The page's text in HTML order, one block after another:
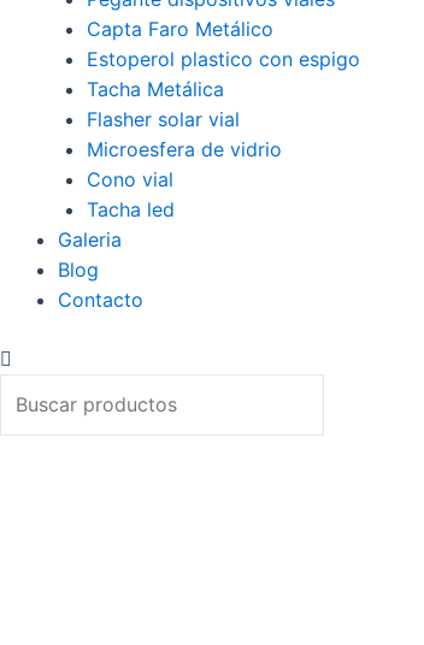
Capta Faro Metálico
Estoperol plastico con espigo
Tacha Metálica
Flasher solar vial
Microesfera de vidrio
Cono vial
Tacha led
Galeria
Blog
Contacto
Buscar